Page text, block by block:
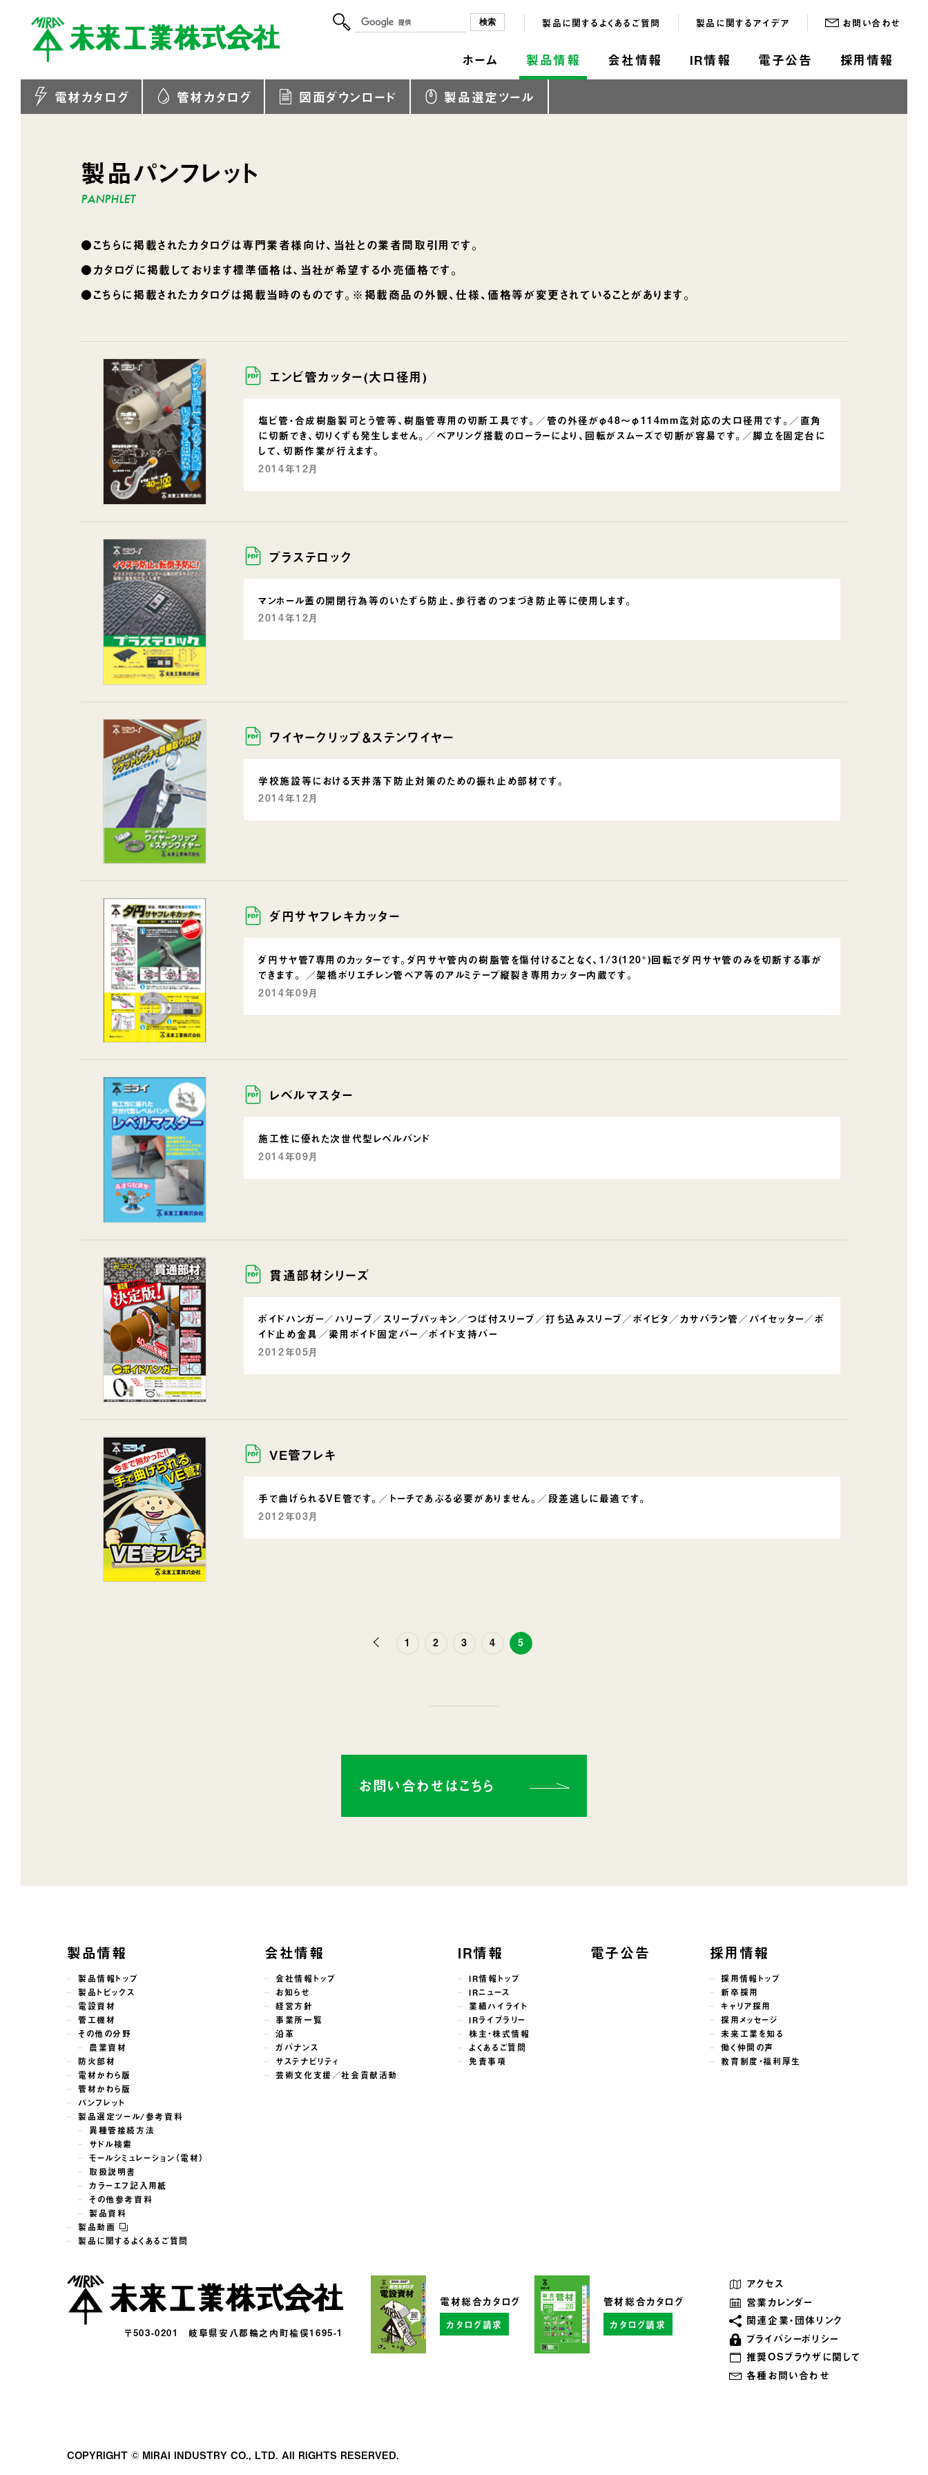
ホーム 製品情報 会社情報 IR情報 電子公告 採用情報
製品に関するよくあるご質問 製品に関するアイデア お問い合わせ
電材カタログ 管材カタログ 図面ダウンロード 製品選定ツール
製品パンフレット
●こちらに掲載されたカタログは専門業者様向け、当社との業者間取引用です。
●カタログに掲載しております標準価格は、当社が希望する小売価格です。
●こちらに掲載されたカタログは掲載当時のものです。※掲載商品の外観、仕様、価格等が変更されていることがあります。
エンビ管カッター(大口径用)
塩ビ管・合成樹脂製可とう管等、樹脂管専用の切断工具です。／管の外径がφ48～φ114mm迄対応の大口径用です。／直角
に切断でき、切りくずも発生しません。／ベアリング搭載のローラーにより、回転がスムーズで切断が容易です。／脚立を固定台に
して、切断作業が行えます。
2014年12月
プラステロック
マンホール蓋の開閉行為等のいたずら防止、歩行者のつまづき防止等に使用します。
2014年12月
ワイヤークリップ＆ステンワイヤー
学校施設等における天井落下防止対策のための振れ止め部材です。
2014年12月
ダ円サヤフレキカッター
ダ円サヤ管7専用のカッターです。ダ円サヤ管内の樹脂管を傷付けることなく、1/3(120°)回転でダ円サヤ管のみを切断する事が
できます。 ／架橋ポリエチレン管ペア等のアルミテープ縦裂き専用カッター内蔵です。
2014年09月
レベルマスター
施工性に優れた次世代型レベルバンド
2014年09月
貫通部材シリーズ
ボイドハンガー／ハリーブ／スリーブパッキン／つば付スリーブ／打ち込みスリーブ／ボイピタ／カサバラン管／パイセッター／ボ
イド止め金具／梁用ボイド固定バー／ボイド支持バー
2012年05月
VE管フレキ
手で曲げられるVE管です。／トーチであぶる必要がありません。／段差逃しに最適です。
2012年03月
前
1 2 3 4 5
お問い合わせはこちら
製品情報
製品情報トップ
製品トピックス
電設資材
管工機材
その他の分野
農業資材
防火部材
電材かわら版
管材かわら版
パンフレット
製品選定ツール/参考資料
異種管接続方法
サドル検索
モールシミュレーション（電材）
取扱説明書
カラーエフ記入用紙
その他参考資料
製品資料
製品動画
製品に関するよくあるご質問
会社情報
会社情報トップ
お知らせ
経営方針
事業所一覧
沿革
ガバナンス
サステナビリティ
芸術文化支援／社会貢献活動
IR情報
IR情報トップ
IRニュース
業績ハイライト
IRライブラリー
株主・株式情報
よくあるご質問
免責事項
電子公告 採用情報
採用情報トップ
新卒採用
キャリア採用
採用メッセージ
未来工業を知る
働く仲間の声
教育制度・福利厚生
〒503-0201 岐阜県安八郡輪之内町楡俣1695-1
電材総合カタログ
カタログ請求
管材総合カタログ
カタログ請求
アクセス
営業カレンダー
関連企業・団体リンク
プライバシーポリシー
推奨OSブラウザに関して
各種お問い合わせ
COPYRIGHT © MIRAI INDUSTRY CO., LTD. All RIGHTS RESERVED.